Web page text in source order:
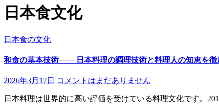
日本食文化
日本食の文化
和食の基本技術―― 日本料理の調理技術と料理人の知恵を徹
2026年3月17日 コメントはまだありません
日本料理は世界的に高い評価を受けている料理文化です。